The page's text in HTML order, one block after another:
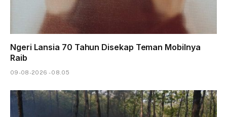
Ngeri Lansia 70 Tahun Disekap Teman Mobilnya
Raib
09-08-2026 - 08.05